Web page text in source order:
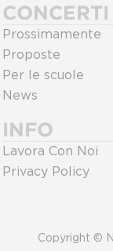
CONCERTI
Prossimamente
Proposte
Per le scuole
News
INFO
Lavora Con Noi
Privacy Policy
Copyright ©